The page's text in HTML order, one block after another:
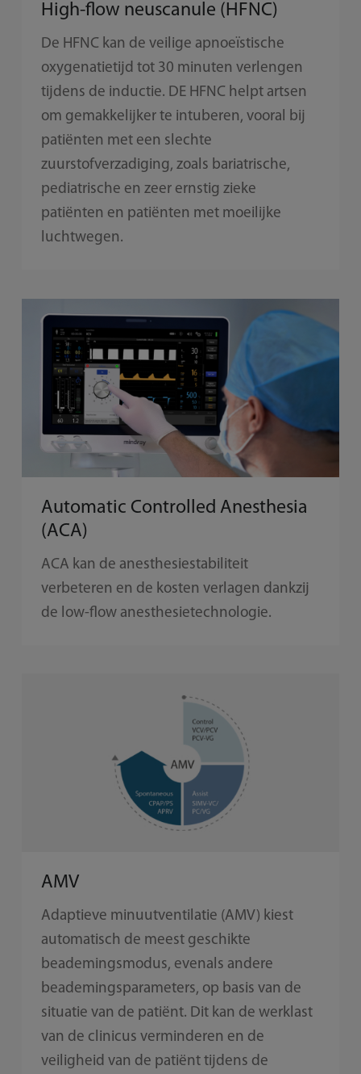
High-flow neuscanule (HFNC)
De HFNC kan de veilige apnoeïstische
oxygenatietijd tot 30 minuten verlengen
tijdens de inductie. DE HFNC helpt artsen
om gemakkelijker te intuberen, vooral bij
patiënten met een slechte
zuurstofverzadiging, zoals bariatrische,
pediatrische en zeer ernstig zieke
patiënten en patiënten met moeilijke
luchtwegen.
Automatic Controlled Anesthesia
(ACA)
ACA kan de anesthesiestabiliteit
verbeteren en de kosten verlagen dankzij
de low-flow anesthesietechnologie.
AMV
Adaptieve minuutventilatie (AMV) kiest
automatisch de meest geschikte
beademingsmodus, evenals andere
beademingsparameters, op basis van de
situatie van de patiënt. Dit kan de werklast
van de clinicus verminderen en de
veiligheid van de patiënt tijdens de